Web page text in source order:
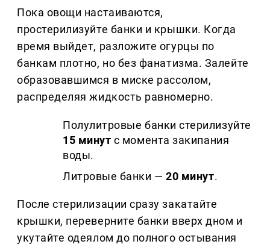
Пока овощи настаиваются,
простерилизуйте банки и крышки. Когда
время выйдет, разложите огурцы по
банкам плотно, но без фанатизма. Залейте
образовавшимся в миске рассолом,
распределяя жидкость равномерно.
Полулитровые банки стерилизуйте
15 минут с момента закипания
воды.
Литровые банки —20 минут.
После стерилизации сразу закатайте
крышки, переверните банки вверх дном и
укутайте одеялом до полного остывания